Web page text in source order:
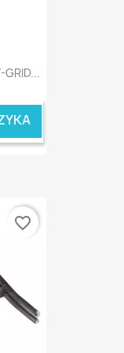
GRID...
favorite_border